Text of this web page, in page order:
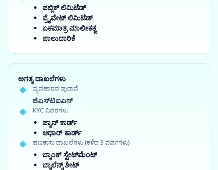
ಪಬ್ಲಿಕ್ ಲಿಮಿಟೆಡ್
ಪ್ರೈವೇಟ್ ಲಿಮಿಟೆಡ್
ಏಕಮಾತ್ರ ಮಾಲೀಕತ್ವ
ಪಾಲುದಾರಿಕೆ
ಅಗತ್ಯ ದಾಖಲೆಗಳು
ವ್ಯವಹಾರದ ಪುರಾವೆ
ಜಿಎಸ್‍ಟಿಐಎನ್
KYC ವಿವರಗಳು
ಪ್ಯಾನ್ ಕಾರ್ಡ್
ಆಧಾರ್ ಕಾರ್ಡ್
ಹಣಕಾಸು ದಾಖಲೆಗಳು (ಕಳೆದ 3 ವರ್ಷಗಳು)
ಬ್ಯಾಂಕ್ ಸ್ಟೇಟ್‌ಮೆಂಟ್
ಬ್ಯಾಲೆನ್ಸ್ ಶೀಟ್